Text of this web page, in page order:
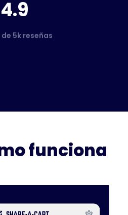
4.9
5k reseñas
funciona